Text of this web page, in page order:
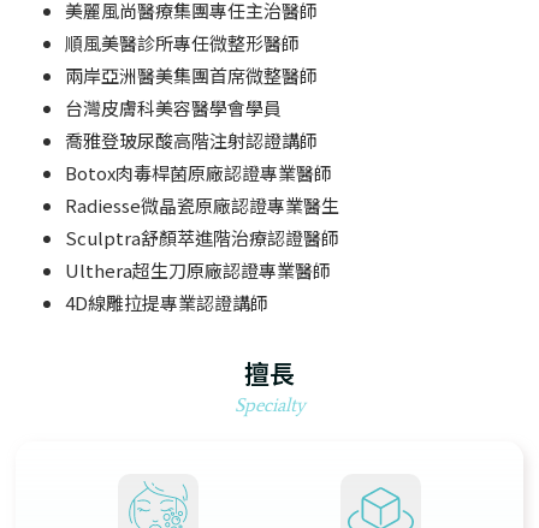
美麗風尚醫療集團專任主治醫師
順風美醫診所專任微整形醫師
兩岸亞洲醫美集團首席微整醫師
台灣皮膚科美容醫學會學員
喬雅登玻尿酸高階注射認證講師
Botox肉毒桿菌原廠認證專業醫師
Radiesse微晶瓷原廠認證專業醫生
Sculptra舒顏萃進階治療認證醫師
Ulthera超生刀原廠認證專業醫師
4D線雕拉提專業認證講師
擅長
Specialty